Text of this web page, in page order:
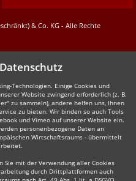
& Co. KG - Alle Rechte
Technologien. Einige Cookies und
Website zwingend erforderlich (z. B.
zu sammeln), andere helfen uns, Ihnen
zu bieten. Wir binden so auch Tools
und Vimeo auf unserer Website ein.
personenbezogene Daten an
Wirtschaftsraums - übermittelt
Sie mit der Verwendung aller Cookies
durch Drittplattformen auch